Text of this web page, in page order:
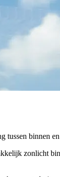
tussen binnen
zonlicht